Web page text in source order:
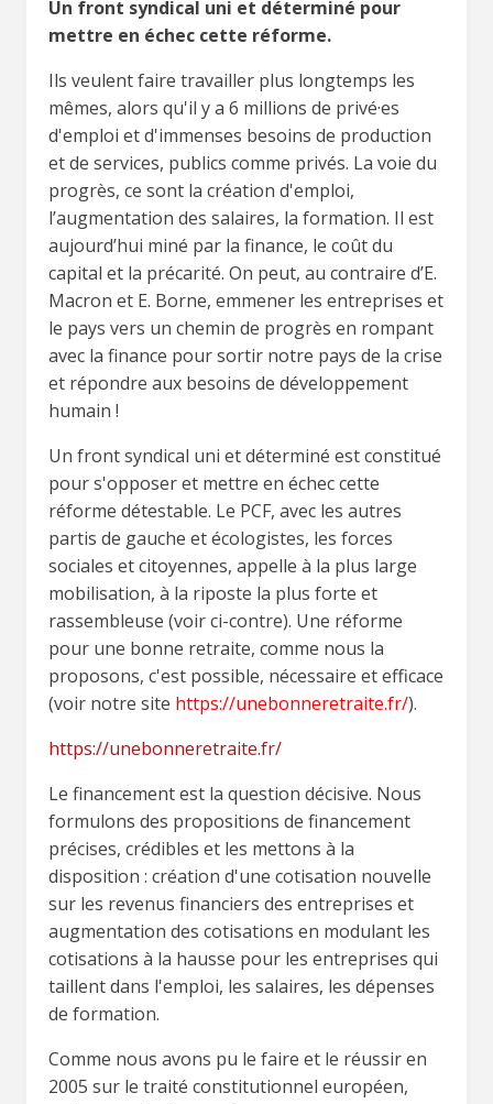
Un front syndical uni et déterminé pour
mettre en échec cette réforme.
Ils veulent faire travailler plus longtemps les
mêmes, alors qu'il y a 6 millions de privé·es
d'emploi et d'immenses besoins de production
et de services, publics comme privés. La voie du
progrès, ce sont la création d'emploi,
l’augmentation des salaires, la formation. Il est
aujourd’hui miné par la finance, le coût du
capital et la précarité. On peut, au contraire d’E.
Macron et E. Borne, emmener les entreprises et
le pays vers un chemin de progrès en rompant
avec la finance pour sortir notre pays de la crise
et répondre aux besoins de développement
humain !
Un front syndical uni et déterminé est constitué
pour s'opposer et mettre en échec cette
réforme détestable. Le PCF, avec les autres
partis de gauche et écologistes, les forces
sociales et citoyennes, appelle à la plus large
mobilisation, à la riposte la plus forte et
rassembleuse (voir ci-contre). Une réforme
pour une bonne retraite, comme nous la
proposons, c'est possible, nécessaire et efficace
(voir notre site https://unebonneretraite.fr/).
https://unebonneretraite.fr/
Le financement est la question décisive. Nous
formulons des propositions de financement
précises, crédibles et les mettons à la
disposition : création d'une cotisation nouvelle
sur les revenus financiers des entreprises et
augmentation des cotisations en modulant les
cotisations à la hausse pour les entreprises qui
taillent dans l'emploi, les salaires, les dépenses
de formation.
Comme nous avons pu le faire et le réussir en
2005 sur le traité constitutionnel européen,